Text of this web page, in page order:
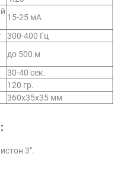
15-25 мА
300-400 Гц
до 500 м
30-40 сек.
120 гр.
360х35х35 мм
3".